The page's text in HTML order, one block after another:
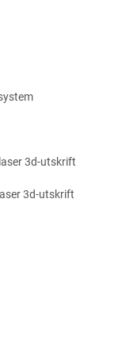
3d-utskrift
3d-utskrift